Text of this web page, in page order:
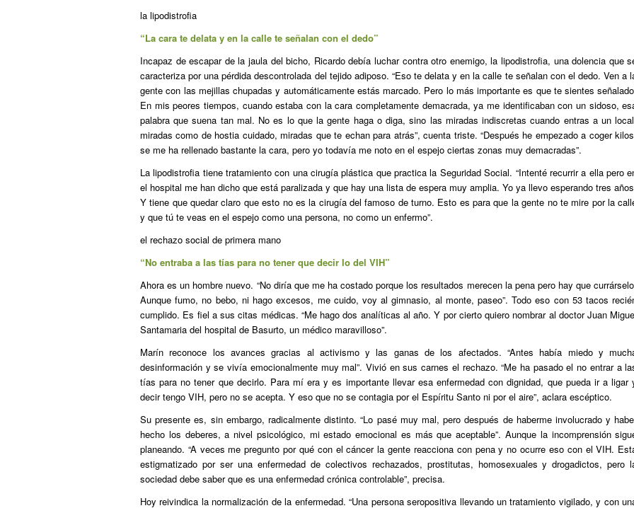
la lipodistrofia
“La cara te delata y en la calle te señalan con el dedo”
Incapaz de escapar de la jaula del bicho, Ricardo debía luchar contra otro enemigo, la lipodistrofia, una dolencia que
caracteriza por una pérdida descontrolada del tejido adiposo. “Eso te delata y en la calle te señalan con el dedo. Ven a
gente con las mejillas chupadas y automáticamente estás marcado. Pero lo más importante es que te sientes
En mis peores tiempos, cuando estaba con la cara completamente demacrada, ya me identificaban con un sidoso,
palabra que suena tan mal. No es lo que la gente haga o diga, sino las miradas indiscretas cuando entras a un
miradas como de hostia cuidado, miradas que te echan para atrás”, cuenta triste. “Después he empezado a coger
se me ha rellenado bastante la cara, pero yo todavía me noto en el espejo ciertas zonas muy demacradas”.
La lipodistrofia tiene tratamiento con una cirugía plástica que practica la Seguridad Social. “Intenté recurrir a ella pero
el hospital me han dicho que está paralizada y que hay una lista de espera muy amplia. Yo ya llevo esperando tres
Y tiene que quedar claro que esto no es la cirugía del famoso de turno. Esto es para que la gente no te mire por la
y que tú te veas en el espejo como una persona, no como un enfermo”.
el rechazo social de primera mano
“No entraba a las tías para no tener que decir lo del VIH”
Ahora es un hombre nuevo. “No diría que me ha costado porque los resultados merecen la pena pero hay que
Aunque fumo, no bebo, ni hago excesos, me cuido, voy al gimnasio, al monte, paseo”. Todo eso con 53 tacos
cumplido. Es fiel a sus citas médicas. “Me hago dos analíticas al año. Y por cierto quiero nombrar al doctor Juan
Santamaria del hospital de Basurto, un médico maravilloso”.
Marín reconoce los avances gracias al activismo y las ganas de los afectados. “Antes había miedo y
desinformación y se vivía emocionalmente muy mal”. Vivió en sus carnes el rechazo. “Me ha pasado el no entrar a
tías para no tener que decirlo. Para mí era y es importante llevar esa enfermedad con dignidad, que pueda ir a ligar
decir tengo VIH, pero no se acepta. Y eso que no se contagia por el Espíritu Santo ni por el aire”, aclara escéptico.
Su presente es, sin embargo, radicalmente distinto. “Lo pasé muy mal, pero después de haberme involucrado y
hecho los deberes, a nivel psicológico, mi estado emocional es más que aceptable”. Aunque la incomprensión
planeando. “A veces me pregunto por qué con el cáncer la gente reacciona con pena y no ocurre eso con el VIH.
estigmatizado por ser una enfermedad de colectivos rechazados, prostitutas, homosexuales y drogadictos, pero
sociedad debe saber que es una enfermedad crónica controlable”, precisa.
Hoy reivindica la normalización de la enfermedad. “Una persona seropositiva llevando un tratamiento vigilado, y con